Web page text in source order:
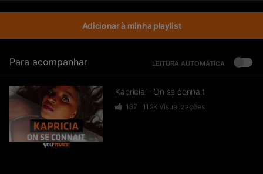
Adicionar à minha playlist
Para acompanhar LEITURA AUTOMÁTICA
Kapricia – On se connait
137 11.2K Visualizações